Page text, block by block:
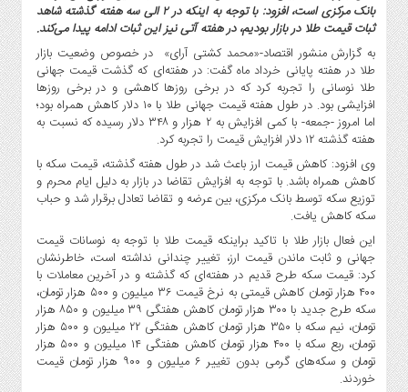
آپ
و
فن
آوری
بانک
،
بیمه
و
ارز
دیجیتال
کشاورزی
و
صنایع
غذایی
سیاسی
و
بین
الملل
بانک مرکزی است، افزود: با توجه به اینکه در ۲ الی سه هفته گذشته شاهد
ثبات قیمت طلا در بازار بودیم، در هفته آتی نیز این ثبات ادامه پیدا می‌کند.
به گزارش منشور اقتصاد-«محمد کشتی آرای» در خصوص وضعیت بازار
طلا در هفته پایانی خرداد ماه گفت: در هفته‌ای که گذشت قیمت جهانی
طلا نوسانی را تجربه کرد که در برخی روزها کاهشی و در برخی روزها
افزایشی بود. در طول هفته قیمت جهانی طلا با ۱۰ دلار کاهش همراه بود؛
اما امروز -جمعه- با کمی افزایش به ۲ هزار و ۳۴۸ دلار رسیده که نسبت به
هفته گذشته ۱۲ دلار افزایش قیمت را تجربه کرد.
وی افزود: کاهش قیمت ارز باعث شد در طول هفته گذشته، قیمت سکه با
کاهش همراه باشد. با توجه به افزایش تقاضا در بازار به دلیل ایام محرم و
توزیع سکه توسط بانک مرکزی، بین عرضه و تقاضا تعادل برقرار شد و حباب
سکه کاهش یافت.
این فعال بازار طلا با تاکید براینکه قیمت طلا با توجه به نوسانات قیمت
جهانی و ثابت ماندن قیمت ارز، تغییر چندانی نداشته است، خاطرنشان
کرد: قیمت سکه طرح قدیم در هفته‌ای که گذشته و در آخرین معاملات با
۴۰۰ هزار تومان کاهش قیمتی به نرخ قیمت ۳۶ میلیون و ۵۰۰ هزار تومان،
سکه طرح جدید با ۳۰۰ هزار تومان کاهش هفتگی ۳۹ میلیون و ۸۵۰ هزار
تومان، نیم سکه با ۳۵۰ هزار تومان کاهش هفتگی ۲۲ میلیون و ۵۰۰ هزار
تومان، ربع سکه با ۴۰۰ هزار تومان کاهش هفتگی ۱۴ میلیون و ۵۰۰ هزار
تومان و سکه‌های گرمی بدون تغییر ۶ میلیون و ۹۰۰ هزار تومان قیمت
خوردند.